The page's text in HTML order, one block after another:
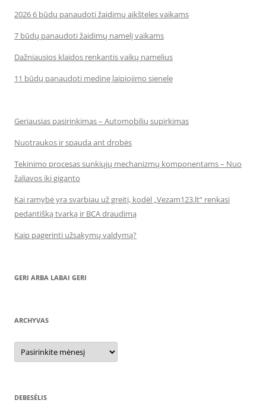
2026 6 būdų panaudoti žaidimų aikšteles vaikams
7 būdų panaudoti žaidimų namelį vaikams
Dažniausios klaidos renkantis vaikų namelius
11 būdų panaudoti medinę laipiojimo sienelę
Geriausias pasirinkimas – Automobilių supirkimas
Nuotraukos ir spauda ant drobės
Tekinimo procesas sunkiųjų mechanizmų komponentams – Nuo
žaliavos iki giganto
Kai ramybė yra svarbiau už greitį, kodėl „Vezam123.lt“ renkasi
pedantišką tvarką ir BCA draudimą
Kaip pagerinti užsakymų valdymą?
GERI ARBA LABAI GERI
ARCHYVAS
Archyvas
DEBESĖLIS